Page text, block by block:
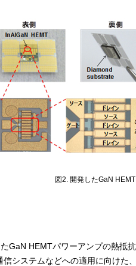
図2. 開発したGaN
GaN HEMTパワーアンプの熱抵
信システムなどへの適用に向けた